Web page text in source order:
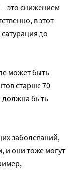
это снижением
в этот
до
может быть
старше 70
должна быть
заболеваний,
и они тоже могут